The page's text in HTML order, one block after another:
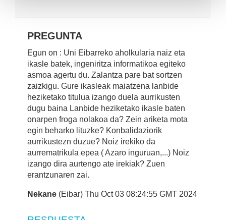
PREGUNTA
Egun on : Uni Eibarreko aholkularia naiz eta
ikasle batek, ingeniritza informatikoa egiteko
asmoa agertu du. Zalantza pare bat sortzen
zaizkigu. Gure ikasleak maiatzena lanbide
heziketako titulua izango duela aurrikusten
dugu baina Lanbide heziketako ikasle baten
onarpen froga nolakoa da? Zein ariketa mota
egin beharko lituzke? Konbalidaziorik
aurrikustezn duzue? Noiz irekiko da
aurrematrikula epea ( Azaro inguruan,...) Noiz
izango dira aurtengo ate irekiak? Zuen
erantzunaren zai.
Nekane (Eibar) Thu Oct 03 08:24:55 GMT 2024